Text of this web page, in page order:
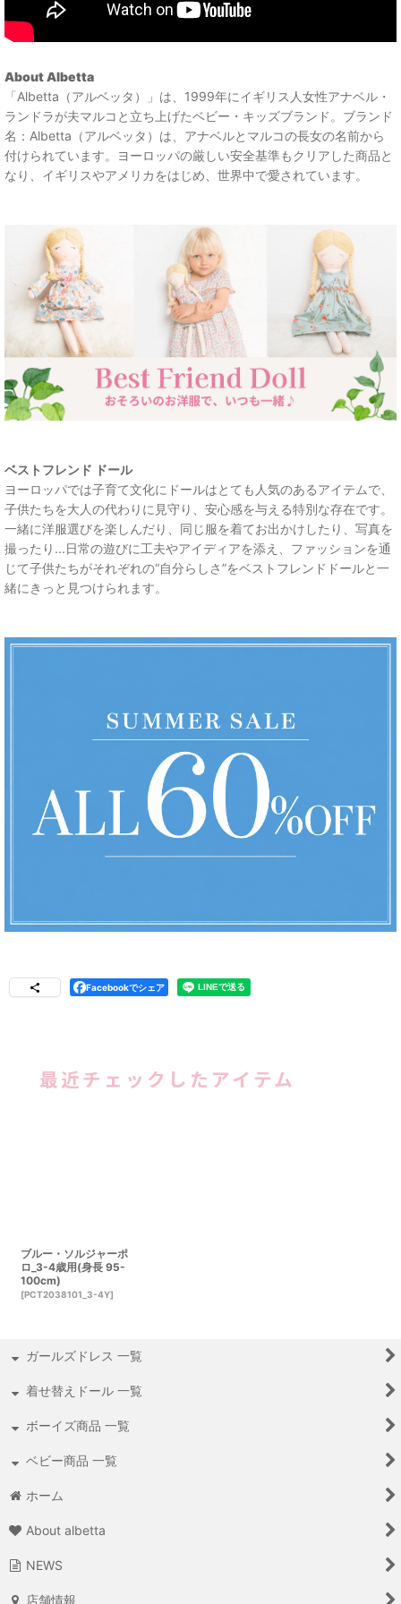
About Albetta
「Albetta（アルベッタ）」は、1999年にイギリス人女性アナベル・
ランドラが夫マルコと立ち上げたベビー・キッズブランド。ブランド
名：Albetta（アルベッタ）は、アナベルとマルコの長女の名前から
付けられています。ヨーロッパの厳しい安全基準もクリアした商品と
なり、イギリスやアメリカをはじめ、世界中で愛されています。
ベストフレンド ドール
ヨーロッパでは子育て文化にドールはとても人気のあるアイテムで、
子供たちを大人の代わりに見守り、安心感を与える特別な存在です。
一緒に洋服選びを楽しんだり、同じ服を着てお出かけしたり、写真を
撮ったり...日常の遊びに工夫やアイディアを添え、ファッションを通
じて子供たちがそれぞれの“自分らしさ”をベストフレンドドールと一
緒にきっと見つけられます。
Facebookでシェア
最近チェックしたアイテム
ブルー・ソルジャーポ
ロ_3-4歳用(身長 95-
100cm)
[PCT2038101_3-4Y]
ガールズドレス 一覧
着せ替えドール 一覧
ボーイズ商品 一覧
ベビー商品 一覧
ホーム
About albetta
NEWS
店舗情報